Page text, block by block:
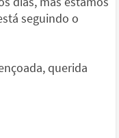
seguindo o
querida